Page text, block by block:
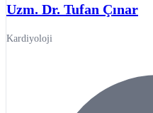
Uzm. Dr. Tufan Çınar
Kardiyoloji